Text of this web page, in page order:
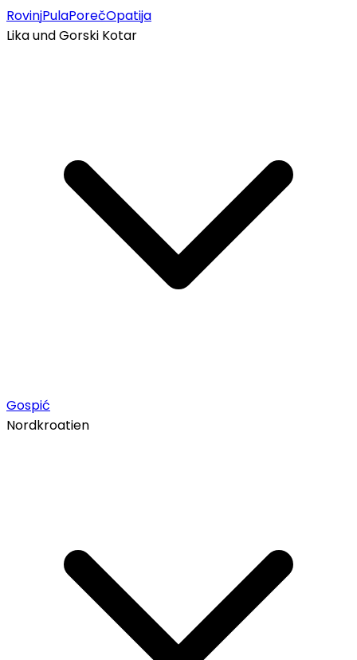
RovinjPulaPorečOpatija
Lika und Gorski Kotar
Gospić
Nordkroatien